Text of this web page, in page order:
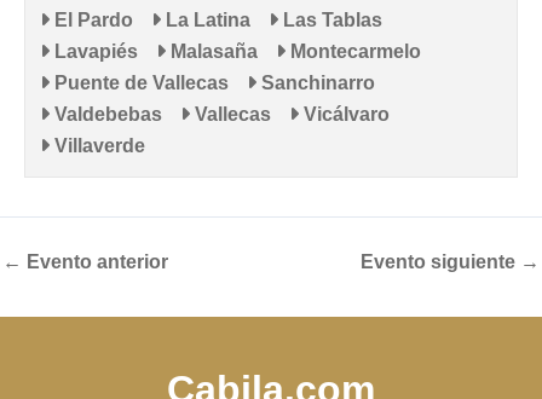
El Pardo
La Latina
Las Tablas
Lavapiés
Malasaña
Montecarmelo
Puente de Vallecas
Sanchinarro
Valdebebas
Vallecas
Vicálvaro
Villaverde
← Evento anterior Evento siguiente →
Cabila.com